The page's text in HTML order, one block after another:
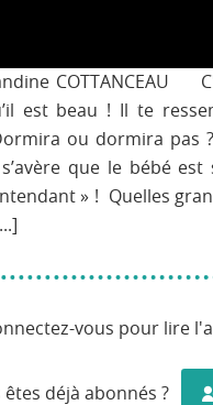
COTTANCEAU
est beau ! Il te
ou dormira pas
que le bébé
» ! Quelles
vous pour lire
êtes déjà abonnés ?